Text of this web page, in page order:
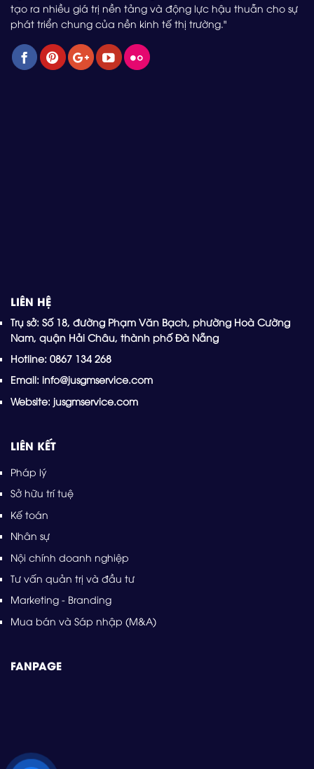
tạo ra nhiều giá trị nền tảng và động lực hậu thuẫn cho sự
phát triển chung của nền kinh tế thị trường."
LIÊN HỆ
Trụ sở: Số 18, đường Phạm Văn Bạch, phường Hoà Cường
Nam, quận Hải Châu, thành phố Đà Nẵng
Hotline: 0867 134 268
Email: info@jusgmservice.com
Website: jusgmservice.com
LIÊN KẾT
Pháp lý
Sở hữu trí tuệ
Kế toán
Nhân sự
Nội chính doanh nghiệp
Tư vấn quản trị và đầu tư
Marketing - Branding
Mua bán và Sáp nhập (M&A)
FANPAGE